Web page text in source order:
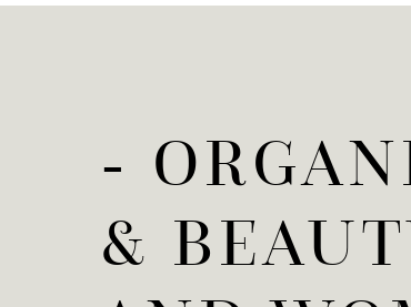
-
&